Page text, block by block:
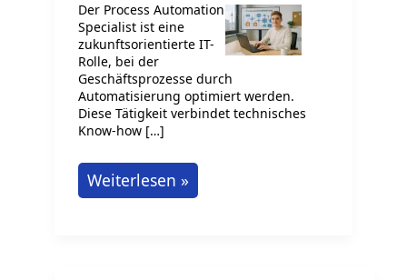
Der Process Automation
Specialist ist eine
zukunftsorientierte IT-
Rolle, bei der
Geschäftsprozesse durch
Automatisierung optimiert werden.
Diese Tätigkeit verbindet technisches
Know-how […]
Process
Automation
Weiterlesen »